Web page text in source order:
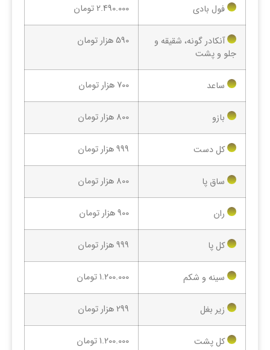
فول بادی 2.490.000 تومان
آنکادر گونه، شقیقه و
جلو و پشت
590 هزار تومان
ساعد 700 هزار تومان
بازو 800 هزار تومان
کل دست 999 هزار تومان
ساق پا 800 هزار تومان
ران 900 هزار تومان
کل پا 999 هزار تومان
سینه و شکم 1.200.000 تومان
زیر بغل 299 هزار تومان
کل پشت 1.200.000 تومان